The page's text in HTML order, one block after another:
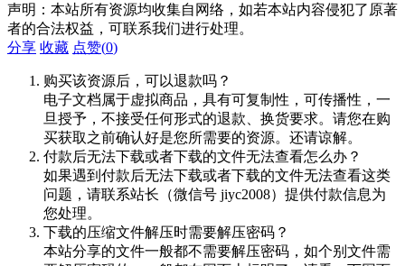
声明：本站所有资源均收集自网络，如若本站内容侵犯了原著
者的合法权益，可联系我们进行处理。
分享 收藏 点赞(0)
购买该资源后，可以退款吗？
电子文档属于虚拟商品，具有可复制性，可传播性，一
旦授予，不接受任何形式的退款、换货要求。请您在购
买获取之前确认好是您所需要的资源。还请谅解。
付款后无法下载或者下载的文件无法查看怎么办？
如果遇到付款后无法下载或者下载的文件无法查看这类
问题，请联系站长（微信号 jiyc2008）提供付款信息为
您处理。
下载的压缩文件解压时需要解压密码？
本站分享的文件一般都不需要解压密码，如个别文件需